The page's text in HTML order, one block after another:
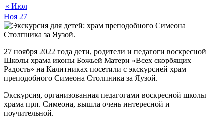
« Июл
Ноя 27
27 ноября 2022 года дети, родители и педагоги воскресной
Школы храма иконы Божьей Матери «Всех скорбящих
Радость» на Калитниках посетили с экскурсией храм
преподобного Симеона Столпника за Яузой.
Экскурсия, организованная педагогами воскресной школы
храма прп. Симеона, вышла очень интересной и
поучительной.